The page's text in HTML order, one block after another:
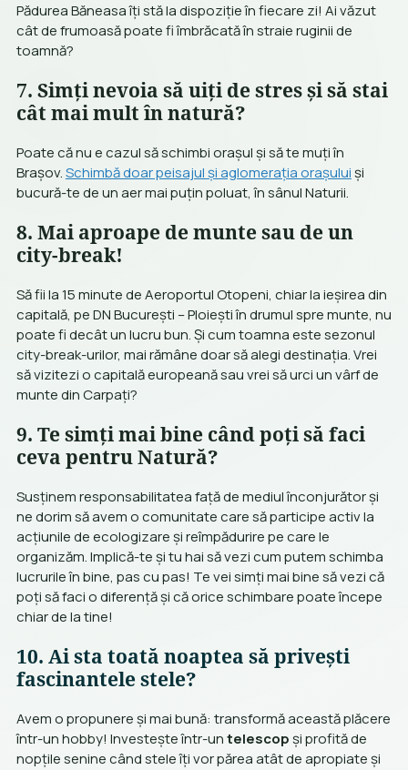
Pădurea Băneasa îți stă la dispoziție în fiecare zi! Ai văzut
cât de frumoasă poate fi îmbrăcată în straie ruginii de
toamnă?
7. Simți nevoia să uiți de stres și să stai
cât mai mult în natură?
Poate că nu e cazul să schimbi orașul și să te muți în
Brașov.Schimbă doar peisajul și aglomerația orașuluiși
bucură-te de un aer mai puțin poluat, în sânul Naturii.
8. Mai aproape de munte sau de un
city-break!
Să fii la 15 minute de Aeroportul Otopeni, chiar la ieșirea din
capitală, pe DN București – Ploiești în drumul spre munte, nu
poate fi decât un lucru bun. Și cum toamna este sezonul
city-break-urilor, mai rămâne doar să alegi destinația. Vrei
să vizitezi o capitală europeană sau vrei să urci un vârf de
munte din Carpați?
9. Te simți mai bine când poți să faci
ceva pentru Natură?
Susținem responsabilitatea față de mediul înconjurător și
ne dorim să avem o comunitate care să participe activ la
acțiunile de ecologizare și reîmpădurire pe care le
organizăm. Implică-te și tu hai să vezi cum putem schimba
lucrurile în bine, pas cu pas! Te vei simți mai bine să vezi că
poți să faci o diferență și că orice schimbare poate începe
chiar de la tine!
10. Ai sta toată noaptea să privești
fascinantele stele?
Avem o propunere și mai bună: transformă această plăcere
într-un hobby! Investește într-untelescopși profită de
nopțile senine când stele îți vor părea atât de apropiate și